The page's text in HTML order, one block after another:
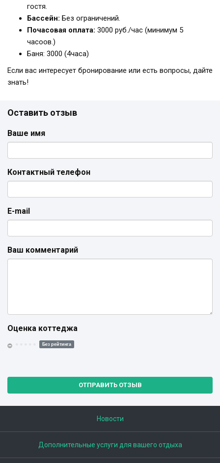
гостя.
Бассейн: Без ограничений.
Почасовая оплата: 3000 руб./час (минимум 5
часоов.)
Баня: 3000 (4часа)
Если вас интересует бронирование или есть вопросы, дайте
знать!
Оставить отзыв
Ваше имя
Контактный телефон
E-mail
Ваш комментарий
Оценка коттеджа
Без рейтинга
ОТПРАВИТЬ ОТЗЫВ
Новости
Дополнительные услуги для вашего отдыха